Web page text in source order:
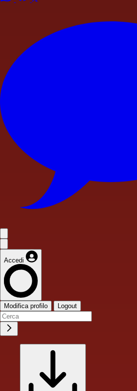
Accedi
Modifica profilo Logout